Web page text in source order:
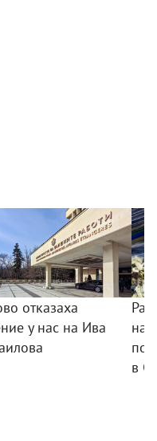
отказаха
у нас на Ива
в